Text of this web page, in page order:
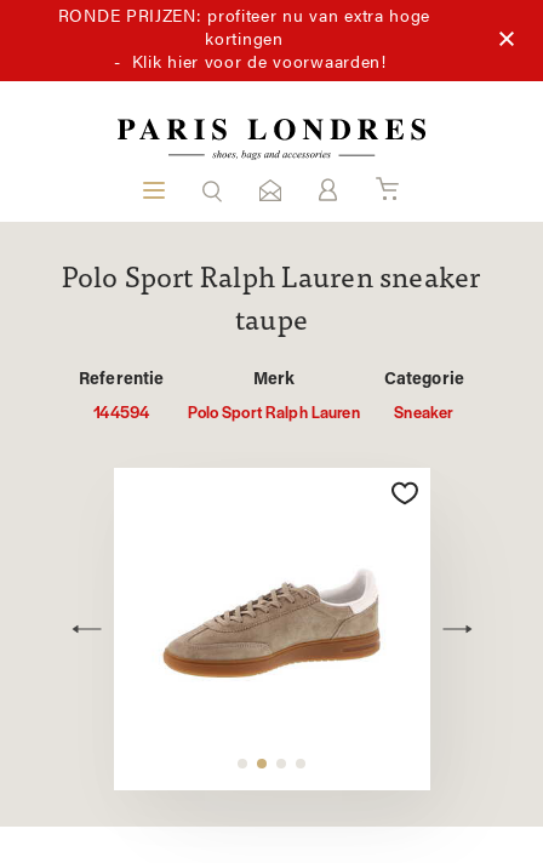
RONDE PRIJZEN: profiteer nu van extra hoge
kortingen
- Klik hier voor de voorwaarden!
Polo Sport Ralph Lauren sneaker
taupe
Referentie
144594
Merk
Polo Sport Ralph Lauren
Categorie
Sneaker